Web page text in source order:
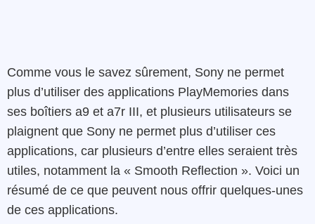
Comme vous le savez sûrement, Sony ne permet
plus d’utiliser des applications PlayMemories dans
ses boîtiers a9 et a7r III, et plusieurs utilisateurs se
plaignent que Sony ne permet plus d’utiliser ces
applications, car plusieurs d’entre elles seraient très
utiles, notamment la « Smooth Reflection ». Voici un
résumé de ce que peuvent nous offrir quelques-unes
de ces applications.